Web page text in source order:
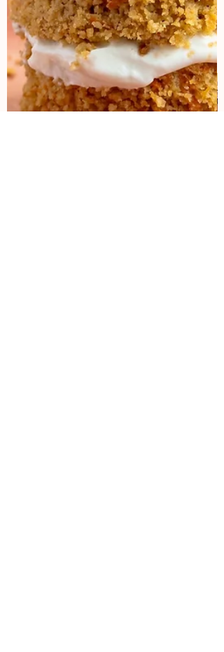
Aparta tu lugar